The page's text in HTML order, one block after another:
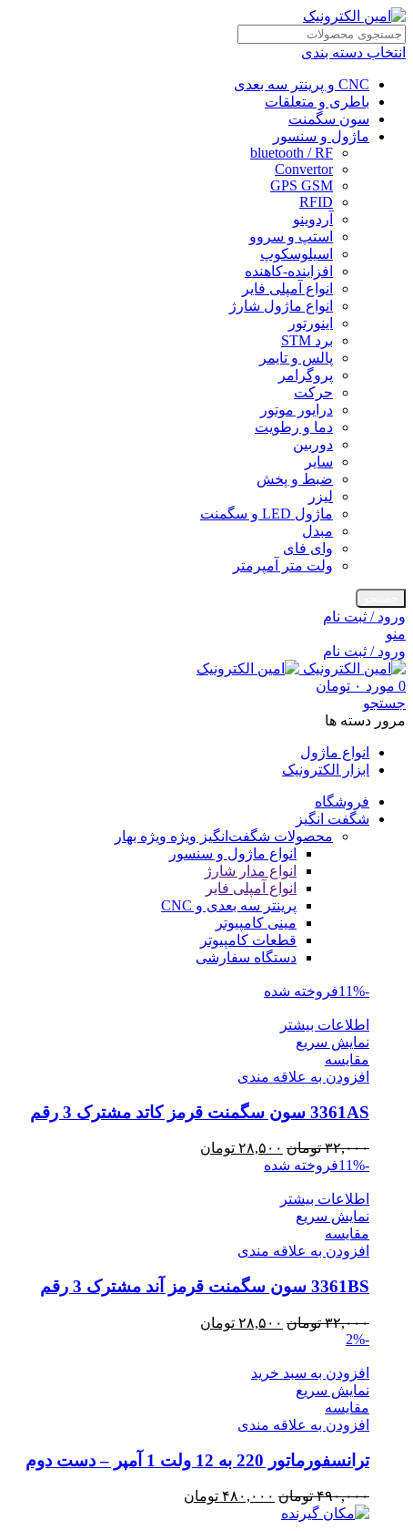
انتخاب دسته بندی
CNC و پرینتر سه بعدی
باطری و متعلقات
سون سگمنت
ماژول و سنسور
bluetooth / RF
Convertor
GPS GSM
RFID
آردوینو
استپ و سروو
اسیلوسکوپ
افزاینده-کاهنده
انواع آمپلی فایر
انواع ماژول شارژ
اینورتور
برد STM
پالس و تایمر
پروگرامر
حرکت
درایور موتور
دما و رطویت
دوربین
سایر
ضبط و پخش
لیزر
ماژول LED و سگمنت
مبدل
وای فای
ولت متر آمپرمتر
ورود / ثبت نام
منو
ورود / ثبت نام
0 مورد ۰ تومان
جستجو
مرور دسته ها
انواع ماژول
ابزار الکترونیک
فروشگاه
شگفت انگیز
محصولات شگفت‌انگیز ویژه ویژه بهار
انواع ماژول و سنسور
انواع مدار شارژ
انواع آمپلی فایر
پرینتر سه بعدی و CNC
مینی کامپیوتر
قطعات کامپیوتر
دستگاه سفارشی
-11% فروخته شده
اطلاعات بیشتر
نمایش سریع
مقايسه
افزودن به علاقه مندی
3361AS سون سگمنت قرمز کاتد مشترک 3 رقم
۳۲,۰۰۰ تومان قیمت
اصلی
۲۸,۵۰۰ تومان
-11% فروخته شده
اطلاعات بیشتر
نمایش سریع
مقايسه
افزودن به علاقه مندی
3361BS سون سگمنت قرمز آند مشترک 3 رقم
۳۲,۰۰۰ تومان قیمت
بود.
۲۸,۵۰۰ تومان
-2%
افزودن به سبد خرید
نمایش سریع
مقايسه
افزودن به علاقه مندی
ترانسفورماتور 220 به 12 ولت 1 آمپر – دست دوم
۴۹۰,۰۰۰ تومان قیمت
۴۸۰,۰۰۰ تومان